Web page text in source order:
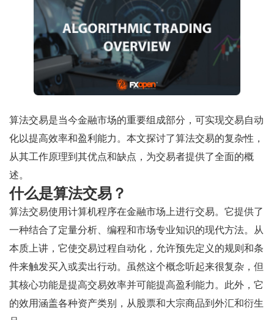
算法交易是当今金融市场的重要组成部分，可实现交易自动
化以提高效率和盈利能力。本文探讨了算法交易的复杂性，
从其工作原理到其优点和缺点，为交易者提供了全面的概
述。
什么是算法交易？
算法交易使用计算机程序在金融市场上进行交易。它提供了
一种结合了定量分析、编程和市场专业知识的现代方法。从
本质上讲，它使交易过程自动化，允许预先定义的规则和条
件来触发买入或卖出行动。虽然这个概念听起来很复杂，但
其核心功能是提高交易效率并可能提高盈利能力。此外，它
的效用涵盖各种资产类别，从股票和大宗商品到外汇和衍生